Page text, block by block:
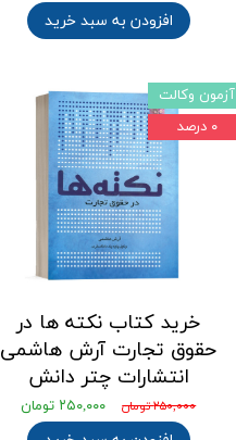
افزودن به سبد خرید
خرید کتاب نکته ها در
حقوق تجارت آرش هاشمی
انتشارات چتر دانش
۲۵۰,۰۰۰ تومان ۲۵۰,۰۰۰ تومان
آزمون وکالت
۰ درصد